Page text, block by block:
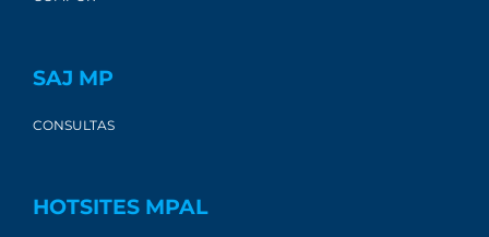
SAJ MP
CONSULTAS
HOTSITES MPAL